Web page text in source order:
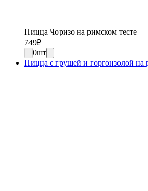
Пицца Чоризо на римском тесте
749₽
0шт
Пицца с грушей и горгонзолой на